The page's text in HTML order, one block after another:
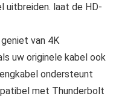
uitbreiden. laat de HD-
geniet van 4K
uw originele kabel ook
ondersteunt
met Thunderbolt